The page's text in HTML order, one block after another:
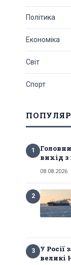
Політика
Економіка
Світ
Спорт
1
вихід з
08.08.2026
2
3
У Росії
великі